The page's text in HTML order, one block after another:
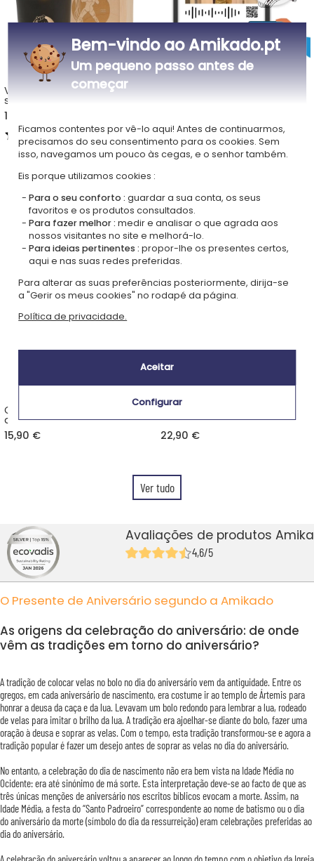
Vela personalizada com
signo do zodíaco
19,90 €
5,00 (1 opiniões)
Presentes de aniversário de casal personalizados
Chaveiro com foto de
aniversário
15,90 €
Meias personalizadas em
estilo filme de animação
22,90 €
Ver tudo
Avaliações de produtos
4,6/5
O Presente de Aniversário segundo a Amikado
As origens da celebração do aniversário: de onde
vêm as tradições em torno do aniversário?
A tradição de colocar velas no bolo no dia do aniversário vem da antiguidade. Entre os
gregos, em cada aniversário de nascimento, era costume ir ao templo de Ártemis para
honrar a deusa da caça e da lua. Levavam um bolo redondo para lembrar a lua, rodeado
de velas para imitar o brilho da lua. A tradição era ajoelhar-se diante do bolo, fazer uma
oração à deusa e soprar as velas. Com o tempo, esta tradição transformou-se e agora a
tradição popular é fazer um desejo antes de soprar as velas no dia do aniversário.
No entanto, a celebração do dia de nascimento não era bem vista na Idade Média no
Ocidente: era até sinónimo de má sorte. Esta interpretação deve-se ao facto de que as
três únicas menções de aniversário nos escritos bíblicos evocam a morte. Assim, na
Idade Média, a festa do “Santo Padroeiro” correspondente ao nome de batismo ou o dia
do aniversário da morte (símbolo do dia da ressurreição) eram celebrações preferidas ao
dia do aniversário.
Bem-vindo ao Amikado.pt
Um pequeno passo antes de
começar
Ficamos contentes por vê-lo aqui! Antes de continuarmos,
precisamos do seu consentimento para os cookies. Sem
isso, navegamos um pouco às cegas, e o senhor também.
Eis porque utilizamos cookies :
Para o seu conforto : guardar a sua conta, os seus
favoritos e os produtos consultados.
Para fazer melhor : medir e analisar o que agrada aos
nossos visitantes no site e melhorá-lo.
Para ideias pertinentes : propor-lhe os presentes certos,
aqui e nas suas redes preferidas.
Para alterar as suas preferências posteriormente, dirija-se
a "Gerir os meus cookies" no rodapé da página.
Política de privacidade.
Aceitar
Configurar